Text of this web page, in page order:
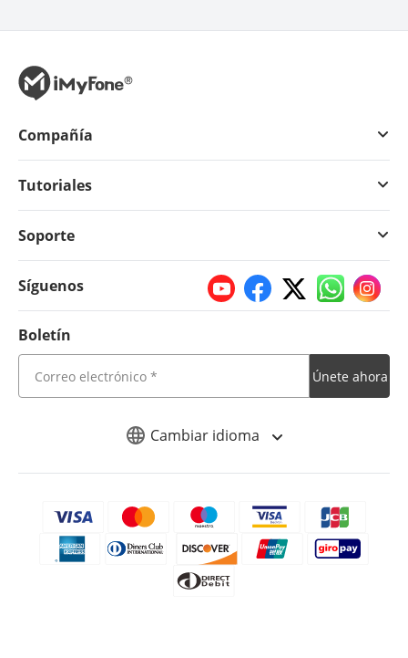
Cambiar idioma
Compañía
Tutoriales
Soporte
Síguenos
Boletín
Únete ahora